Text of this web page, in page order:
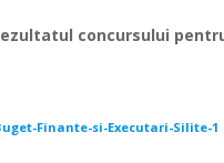
concursului
Buget-Finante-si-Executari-Silite-1